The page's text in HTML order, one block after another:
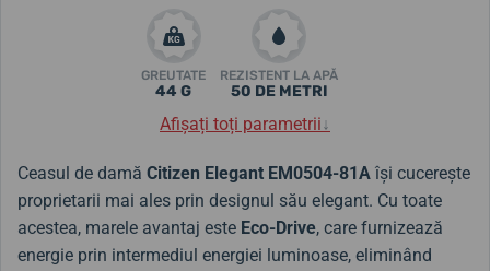
GREUTATE
44 G
REZISTENT LA APĂ
50 DE METRI
Afișați toți parametrii↓
Ceasul de damă Citizen Elegant EM0504-81A își cucerește
proprietarii mai ales prin designul său elegant. Cu toate
acestea, marele avantaj este Eco-Drive, care furnizează
energie prin intermediul energiei luminoase, eliminând